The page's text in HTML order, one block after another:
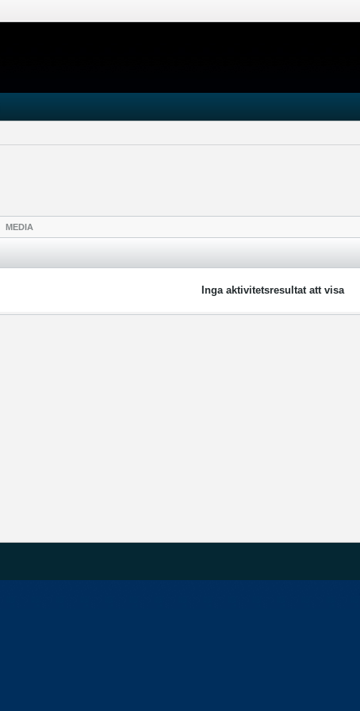
MEDIA
Inga aktivitetsresultat att visa